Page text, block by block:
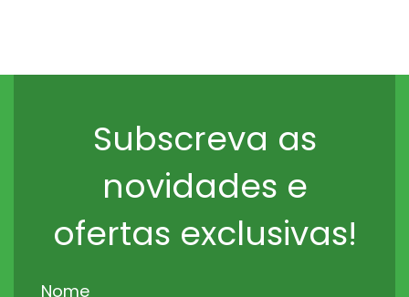
Subscreva as
novidades e
ofertas exclusivas!